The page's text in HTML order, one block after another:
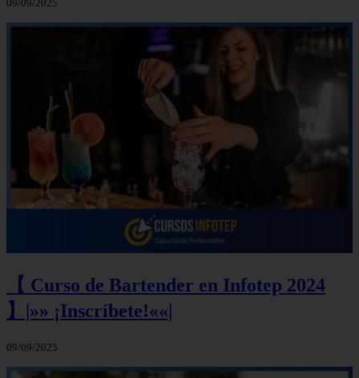
09/09/2025
【 Curso de Bartender en Infotep 2024
】|»» ¡Inscríbete!««|
09/09/2025